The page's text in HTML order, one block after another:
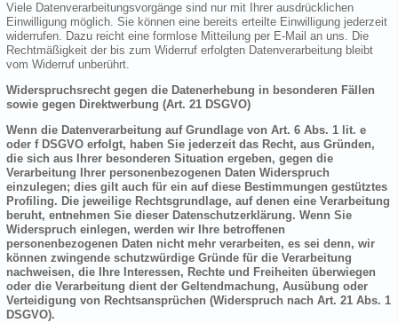
Viele Datenverarbeitungsvorgänge sind nur mit Ihrer ausdrücklichen
Einwilligung möglich. Sie können eine bereits erteilte Einwilligung jederzeit
widerrufen. Dazu reicht eine formlose Mitteilung per E-Mail an uns. Die
Rechtmäßigkeit der bis zum Widerruf erfolgten Datenverarbeitung bleibt
vom Widerruf unberührt.
Widerspruchsrecht gegen die Datenerhebung in besonderen Fällen
sowie gegen Direktwerbung (Art. 21 DSGVO)
Wenn die Datenverarbeitung auf Grundlage von Art. 6 Abs. 1 lit. e
oder f DSGVO erfolgt, haben Sie jederzeit das Recht, aus Gründen,
die sich aus Ihrer besonderen Situation ergeben, gegen die
Verarbeitung Ihrer personenbezogenen Daten Widerspruch
einzulegen; dies gilt auch für ein auf diese Bestimmungen gestütztes
Profiling. Die jeweilige Rechtsgrundlage, auf denen eine Verarbeitung
beruht, entnehmen Sie dieser Datenschutzerklärung. Wenn Sie
Widerspruch einlegen, werden wir Ihre betroffenen
personenbezogenen Daten nicht mehr verarbeiten, es sei denn, wir
können zwingende schutzwürdige Gründe für die Verarbeitung
nachweisen, die Ihre Interessen, Rechte und Freiheiten überwiegen
oder die Verarbeitung dient der Geltendmachung, Ausübung oder
Verteidigung von Rechtsansprüchen (Widerspruch nach Art. 21 Abs. 1
DSGVO).